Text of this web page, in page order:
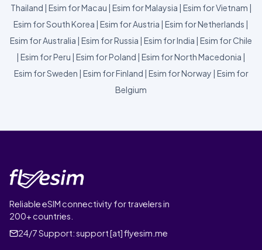
Thailand | Esim for Macau | Esim for Malaysia | Esim for Vietnam |
Esim for South Korea | Esim for Austria | Esim for Netherlands |
Esim for Australia | Esim for Russia | Esim for India | Esim for Chile
| Esim for Peru | Esim for Poland | Esim for North Macedonia |
Esim for Sweden | Esim for Finland | Esim for Norway | Esim for
Belgium
Reliable eSIM connectivity for travelers in
200+ countries.
24/7 Support:support [at] flyesim.me